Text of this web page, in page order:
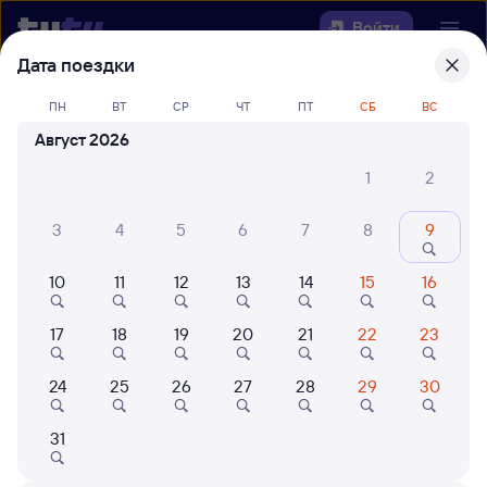
Войти
Выберите день, чтобы найтиж/д
билеты Прохоровка — Приютово
Куда
Когда
Кто едет
Найти поезда
Дата поездки
ПН ВТ СР ЧТ ПТ СБ ВС
Август 2026
1
2
3 4 5 6 7 8 9
10 11 12 13 14 15 16
17 18 19 20 21 22 23
24 25 26 27 28 29 30
31